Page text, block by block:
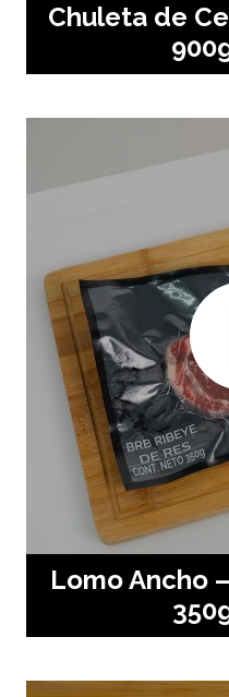
Chuleta de
Lomo Ancho